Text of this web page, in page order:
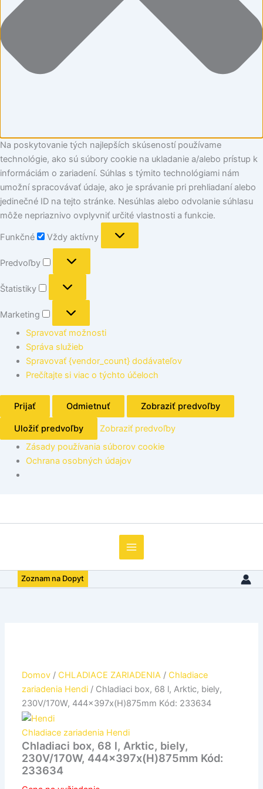
Na poskytovanie tých najlepších skúseností používame
technológie, ako sú súbory cookie na ukladanie a/alebo prístup k
informáciám o zariadení. Súhlas s týmito technológiami nám
umožní spracovávať údaje, ako je správanie pri prehliadaní alebo
jedinečné ID na tejto stránke. Nesúhlas alebo odvolanie súhlasu
môže nepriaznivo ovplyvniť určité vlastnosti a funkcie.
Funkčné Vždy aktívny
Predvoľby
Štatistiky
Marketing
Spravovať možnosti
Správa služieb
Spravovať {vendor_count} dodávateľov
Prečítajte si viac o týchto účeloch
Prijať Odmietnuť Zobraziť predvoľby
Uložiť predvoľby
Zobraziť predvoľby
Zásady používania súborov cookie
Ochrana osobných údajov
Zoznam na Dopyt
Domov / CHLADIACE ZARIADENIA / Chladiace
zariadenia Hendi / Chladiaci box, 68 l, Arktic, biely,
230V/170W, 444x397x(H)875mm Kód: 233634
Chladiace zariadenia Hendi
Chladiaci box, 68 l, Arktic, biely,
230V/170W, 444x397x(H)875mm Kód:
233634
box,
biely,
230V/170W,